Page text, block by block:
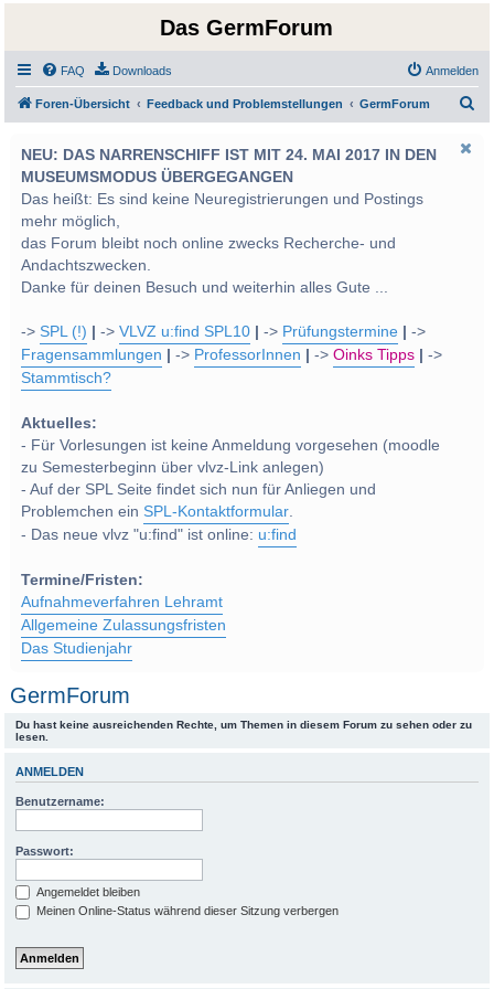
Das GermForum
FAQ Downloads Anmelden
Foren-Übersicht Feedback und Problemstellungen GermForum
NEU: DAS NARRENSCHIFF IST MIT 24. MAI 2017 IN DEN
MUSEUMSMODUS ÜBERGEGANGEN
Das heißt: Es sind keine Neuregistrierungen und Postings
mehr möglich,
das Forum bleibt noch online zwecks Recherche- und
Andachtszwecken.
Danke für deinen Besuch und weiterhin alles Gute ...
->SPL (!) ->VLVZ u:find SPL10 -> Prüfungstermine
->
Fragensammlungen
-> ProfessorInnen ->Oinks Tipps
->
Stammtisch?
Aktuelles:
- Für Vorlesungen ist keine Anmeldung vorgesehen (moodle
zu Semesterbeginn über vlvz-Link anlegen)
- Auf der SPL Seite findet sich nun für Anliegen und
Problemchen einSPL-Kontaktformular.
- Das neue vlvz "u:find" ist online: u:find
Termine/Fristen:
Aufnahmeverfahren Lehramt
Allgemeine Zulassungsfristen
Das Studienjahr
GermForum
Du hast keine ausreichenden Rechte, um Themen in diesem Forum zu sehen oder zu
lesen.
ANMELDEN
Benutzername:
Passwort:
Angemeldet bleiben
Meinen Online-Status während dieser Sitzung verbergen